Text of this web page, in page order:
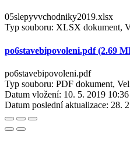
05slepyvvchodniky2019.xlsx
Typ souboru: XLSX dokument,
po6stavebipovoleni.pdf (2.69
po6stavebipovoleni.pdf
Typ souboru: PDF dokument,
Datum vložení: 10. 5. 2019 10:36
Datum poslední aktualizace: 28.